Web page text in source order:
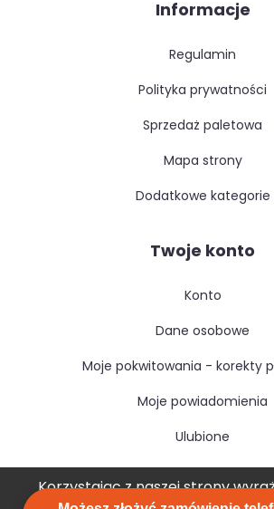
Korzystając z naszej strony
Informacje
regulamin
polityka prywatności
sprzedaż paletowa
mapa strony
dodatkowe kategorie
Twoje konto
konto
dane osobowe
moje pokwitowania - korekty
moje powiadomienia
ulubione